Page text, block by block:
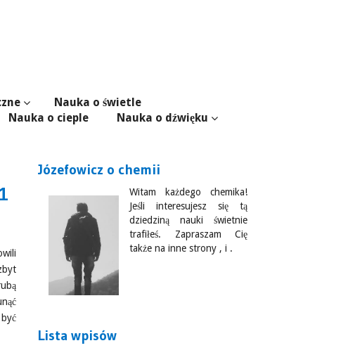
Nauka o świetle
Nauka o cieple
Nauka o dźwięku
Józefowicz o chemii
Witam każdego chemika!
Jeśli interesujesz się tą
dziedziną nauki świetnie
trafiłeś. Zapraszam Cię
także na inne strony , i .
Lista wpisów